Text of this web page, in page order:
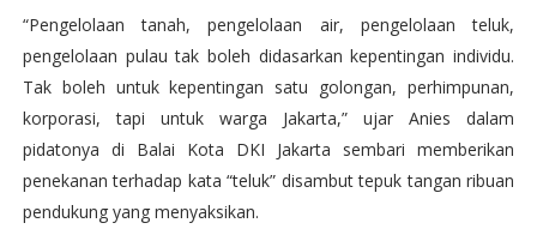
“Pengelolaan tanah, pengelolaan air, pengelolaan teluk,
pengelolaan pulau tak boleh didasarkan kepentingan individu.
Tak boleh untuk kepentingan satu golongan, perhimpunan,
korporasi, tapi untuk warga Jakarta,” ujar Anies dalam
pidatonya di Balai Kota DKI Jakarta sembari memberikan
penekanan terhadap kata “teluk” disambut tepuk tangan ribuan
pendukung yang menyaksikan.